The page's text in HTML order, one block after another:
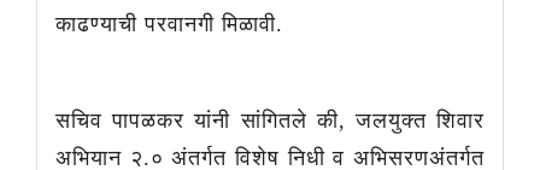
काढण्याची परवानगी मिळावी.
सचिव पापळकर यांनी सांगितले की, जलयुक्त शिवार
अभियान २.० अंतर्गत विशेष निधी व अभिसरणअंतर्गत